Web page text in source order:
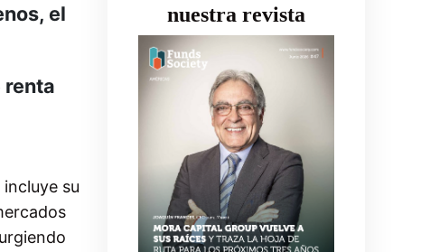
el
renta
incluye su
nuestra revista